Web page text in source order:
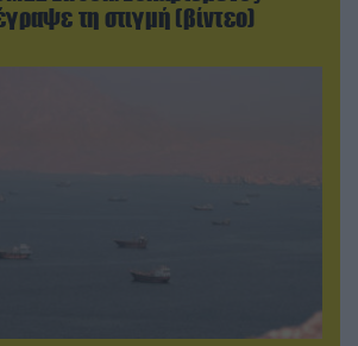
τη στιγμή (βίντεο)